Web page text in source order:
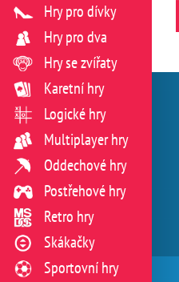
Hry pro dívky
Hry pro dva
Hry se zvířaty
Karetní hry
Logické hry
Multiplayer hry
Oddechové hry
Postřehové hry
Retro hry
Skákačky
Sportovní hry